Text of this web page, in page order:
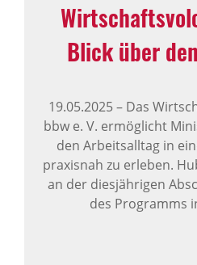
Blick über
19.05.2025–Das
bbw e. V. ermöglicht
den Arbeitsalltag in
praxisnah zu erleben.
an der diesjährigen
des Programms